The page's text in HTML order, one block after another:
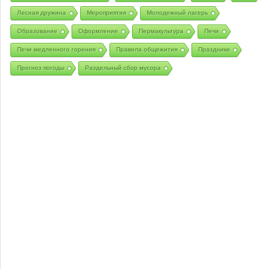
Лесная дружина Мероприятия Молодежный лагерь
Образование Оформление Пермакультура Печи
Печи медленного горения Правила общежития Праздники
Прогноз погоды Раздельный сбор мусора